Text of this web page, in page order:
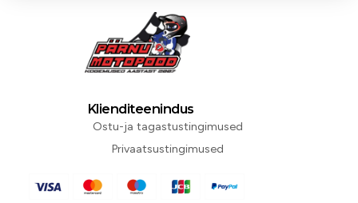
Klienditeenindus
Ostu-ja tagastustingimused
Privaatsustingimused